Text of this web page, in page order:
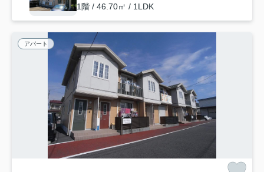
1階 / 46.70㎡ / 1LDK
アパート